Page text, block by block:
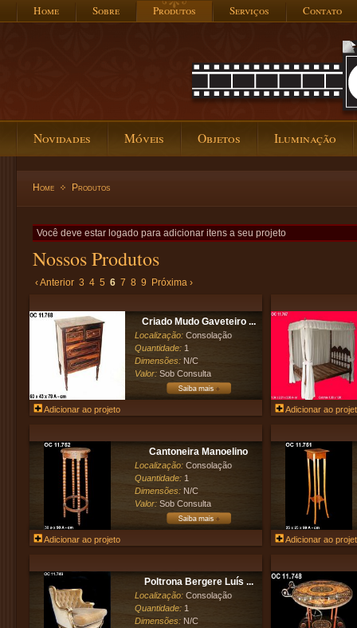
Home Sobre Produtos Serviços Contato
Novidades Móveis Objetos Iluminação
Home Produtos
Você deve estar logado para adicionar itens a seu projeto
Nossos Produtos
‹ Anterior 3 4 5 6 7 8 9 Próxima ›
Criado Mudo Gaveteiro ...
Localização: Consolação
Quantidade: 1
Dimensões: N/C
Valor: Sob Consulta
Adicionar ao projeto Adicionar ao
Cantoneira Manoelino
Localização: Consolação
Quantidade: 1
Dimensões: N/C
Valor: Sob Consulta
Adicionar ao projeto Adicionar ao
Poltrona Bergere Luís ...
Localização: Consolação
Quantidade: 1
Dimensões: N/C